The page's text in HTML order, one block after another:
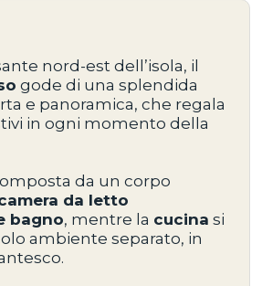
nord-est dell’isola, il
gode di unasplendida
e panoramica, che regala
in ogni momento della
da un corpo
da letto
bagno, mentre la cucina si
ambiente separato, in